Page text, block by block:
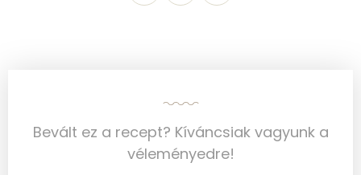
Nátrium
382 mg
Bevált ez a recept? Kíváncsiak vagyunk a
véleményedre!